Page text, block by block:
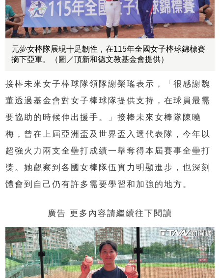
元夢女棒隊展現十足韌性，在115年全國女子棒球錦標賽
摘下亞軍。（圖／頂新和德文教基金會提供）
接棒未來女子棒球隊領隊謝榮瑤表示，「很感謝魏
董透過基金會對女子棒球隊提供支持，在球員最需
要協助的時候伸出援手。」接棒未來女棒隊陳曉
梅，曾在上屆亞洲盃及世界盃入選代表隊，今年以
超強火力兩支全壘打成績一舉奪得本屆賽事全壘打
獎。她觀察到各國女棒隊伍實力明顯進步，也深刻
體會到自己仍有許多需要學習和加強的地方。
廣告 更多內容請繼續往下閱讀